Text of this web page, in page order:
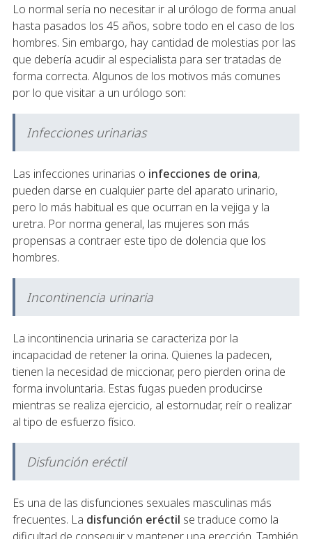
Lo normal sería no necesitar ir al urólogo de forma anual
hasta pasados los 45 años, sobre todo en el caso de los
hombres. Sin embargo, hay cantidad de molestias por las
que debería acudir al especialista para ser tratadas de
forma correcta. Algunos de los motivos más comunes
por lo que visitar a un urólogo son:
Infecciones urinarias
Las infecciones urinarias o infecciones de orina,
pueden darse en cualquier parte del aparato urinario,
pero lo más habitual es que ocurran en la vejiga y la
uretra. Por norma general, las mujeres son más
propensas a contraer este tipo de dolencia que los
hombres.
Incontinencia urinaria
La incontinencia urinaria se caracteriza por la
incapacidad de retener la orina. Quienes la padecen,
tienen la necesidad de miccionar, pero pierden orina de
forma involuntaria. Estas fugas pueden producirse
mientras se realiza ejercicio, al estornudar, reír o realizar
al tipo de esfuerzo físico.
Disfunción eréctil
Es una de las disfunciones sexuales masculinas más
frecuentes. La disfunción eréctil se traduce como la
dificultad de conseguir y mantener una erección. También